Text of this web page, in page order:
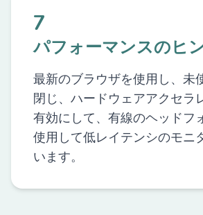
7
パフォーマンスのヒ
最新のブラウザを使用し、未
閉じ、ハードウェアアクセラ
有効にして、有線のヘッドフ
使用して低レイテンシのモニ
います。